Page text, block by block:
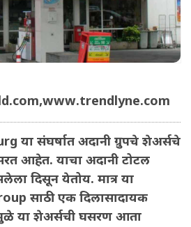
या संघर्षात अदानी ग्रुपचे शेअर्सचे
आहेत. याचा अदानी टोटल
दिसून येतोय. मात्र या
साठी एक दिलासादायक
या शेअर्सची घसरण आता